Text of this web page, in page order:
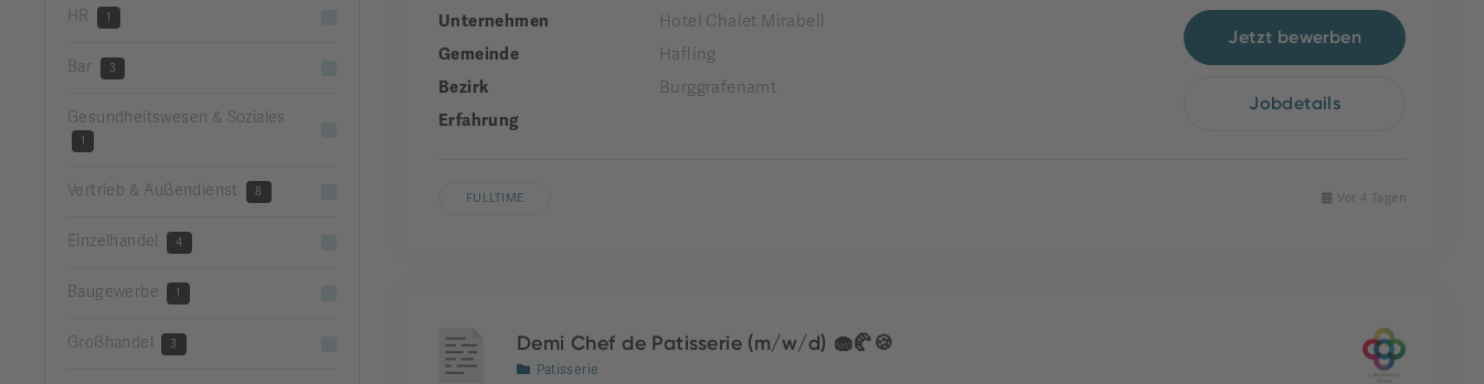
HR 1
Bar 3
Gesundheitswesen & Soziales
1
Vertrieb & Außendienst 8
Einzelhandel 4
Baugewerbe 1
Großhandel 3
Unternehmen
Hotel Chalet Mirabell
Gemeinde
Hafling
Bezirk
Burggrafenamt
Erfahrung
Jetzt bewerben
Jobdetails
FULLTIME Vor 4 Tagen
Demi Chef de Patisserie (m/w/d) 🧁🥐🍪
Patisserie